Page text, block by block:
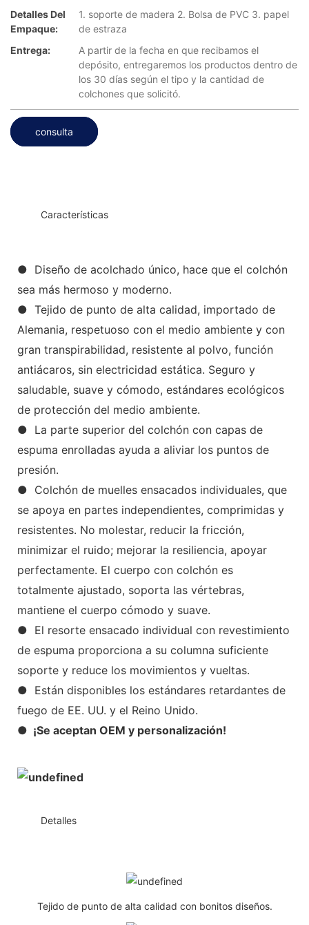
Detalles Del
Empaque:
1. soporte de madera 2. Bolsa de PVC 3. papel
de estraza
Entrega:
A partir de la fecha en que recibamos el
depósito, entregaremos los productos dentro de
los 30 días según el tipo y la cantidad de
colchones que solicitó.
consulta
Características
● Diseño de acolchado único, hace que el colchón
sea más hermoso y moderno.
● Tejido de punto de alta calidad, importado de
Alemania, respetuoso con el medio ambiente y con
gran transpirabilidad, resistente al polvo, función
antiácaros, sin electricidad estática. Seguro y
saludable, suave y cómodo, estándares ecológicos
de protección del medio ambiente.
● La parte superior del colchón con capas de
espuma enrolladas ayuda a aliviar los puntos de
presión.
● Colchón de muelles ensacados individuales, que
se apoya en partes independientes, comprimidas y
resistentes. No molestar, reducir la fricción,
minimizar el ruido; mejorar la resiliencia, apoyar
perfectamente. El cuerpo con colchón es
totalmente ajustado, soporta las vértebras,
mantiene el cuerpo cómodo y suave.
● El resorte ensacado individual con revestimiento
de espuma proporciona a su columna suficiente
soporte y reduce los movimientos y vueltas.
● Están disponibles los estándares retardantes de
fuego de EE. UU. y el Reino Unido.
● ¡Se aceptan OEM y personalización!
Detalles
Tejido de punto de alta calidad con bonitos diseños.